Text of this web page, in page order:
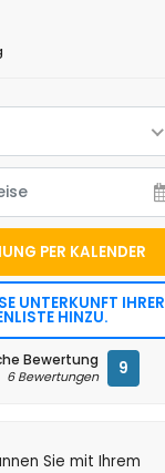
PER KALENDER
UNTERKUNFT IHRER
HINZU.
Bewertung
6 Bewertungen 9
Sie mit Ihrem